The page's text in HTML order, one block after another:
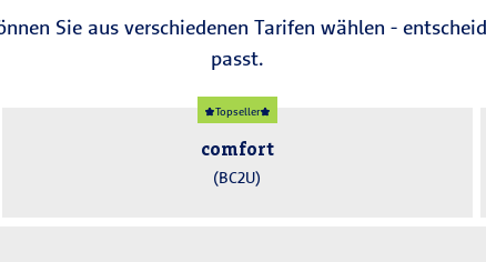
Sie aus verschiedenen Tarifen wählen -
passt.
Topseller
comfort
(BC2U)